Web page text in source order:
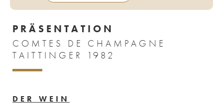
PRÄSENTATION
COMTES DE CHAMPAGNE
TAITTINGER 1982
DER WEIN